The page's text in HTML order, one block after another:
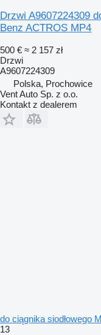
Drzwi A9607224309
Benz ACTROS MP4
500 € ≈ 2 157 zł
Drzwi
A9607224309
Polska, Prochowice
Vent Auto Sp. z o.o.
Kontakt z dealerem
do ciągnika siodłowego
13